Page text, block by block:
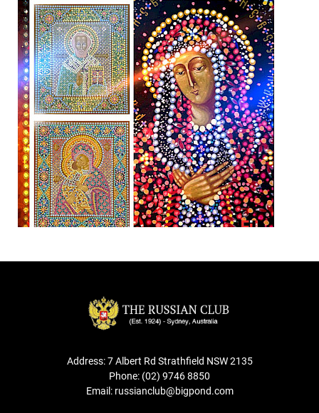
Address: 7 Albert Rd Strathfield NSW 2135
Phone: (02) 9746 8850
Email: russianclub@bigpond.com